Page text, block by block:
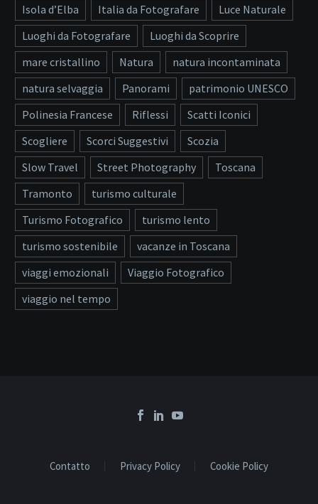
Isola d’Elba
Italia da Fotografare
Luce Naturale
Luoghi da Fotografare
Luoghi da Scoprire
mare cristallino
Natura
natura incontaminata
natura selvaggia
Panorami
patrimonio UNESCO
Polinesia Francese
Riflessi
Scatti Iconici
Scogliere
Scorci Suggestivi
Scozia
Slow Travel
Street Photography
Toscana
Tramonto
turismo culturale
Turismo Fotografico
turismo lento
turismo sostenibile
vacanze in Toscana
viaggi emozionali
Viaggio Fotografico
viaggio nel tempo
Contatto Privacy Policy Cookie Policy